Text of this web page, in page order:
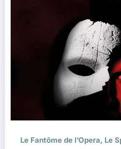
Le Fantôme de l’Opera, Le